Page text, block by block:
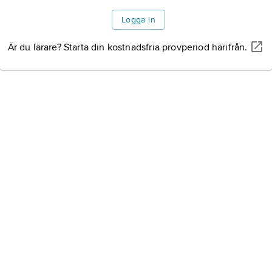
Logga in
Är du lärare? Starta din kostnadsfria provperiod härifrån.